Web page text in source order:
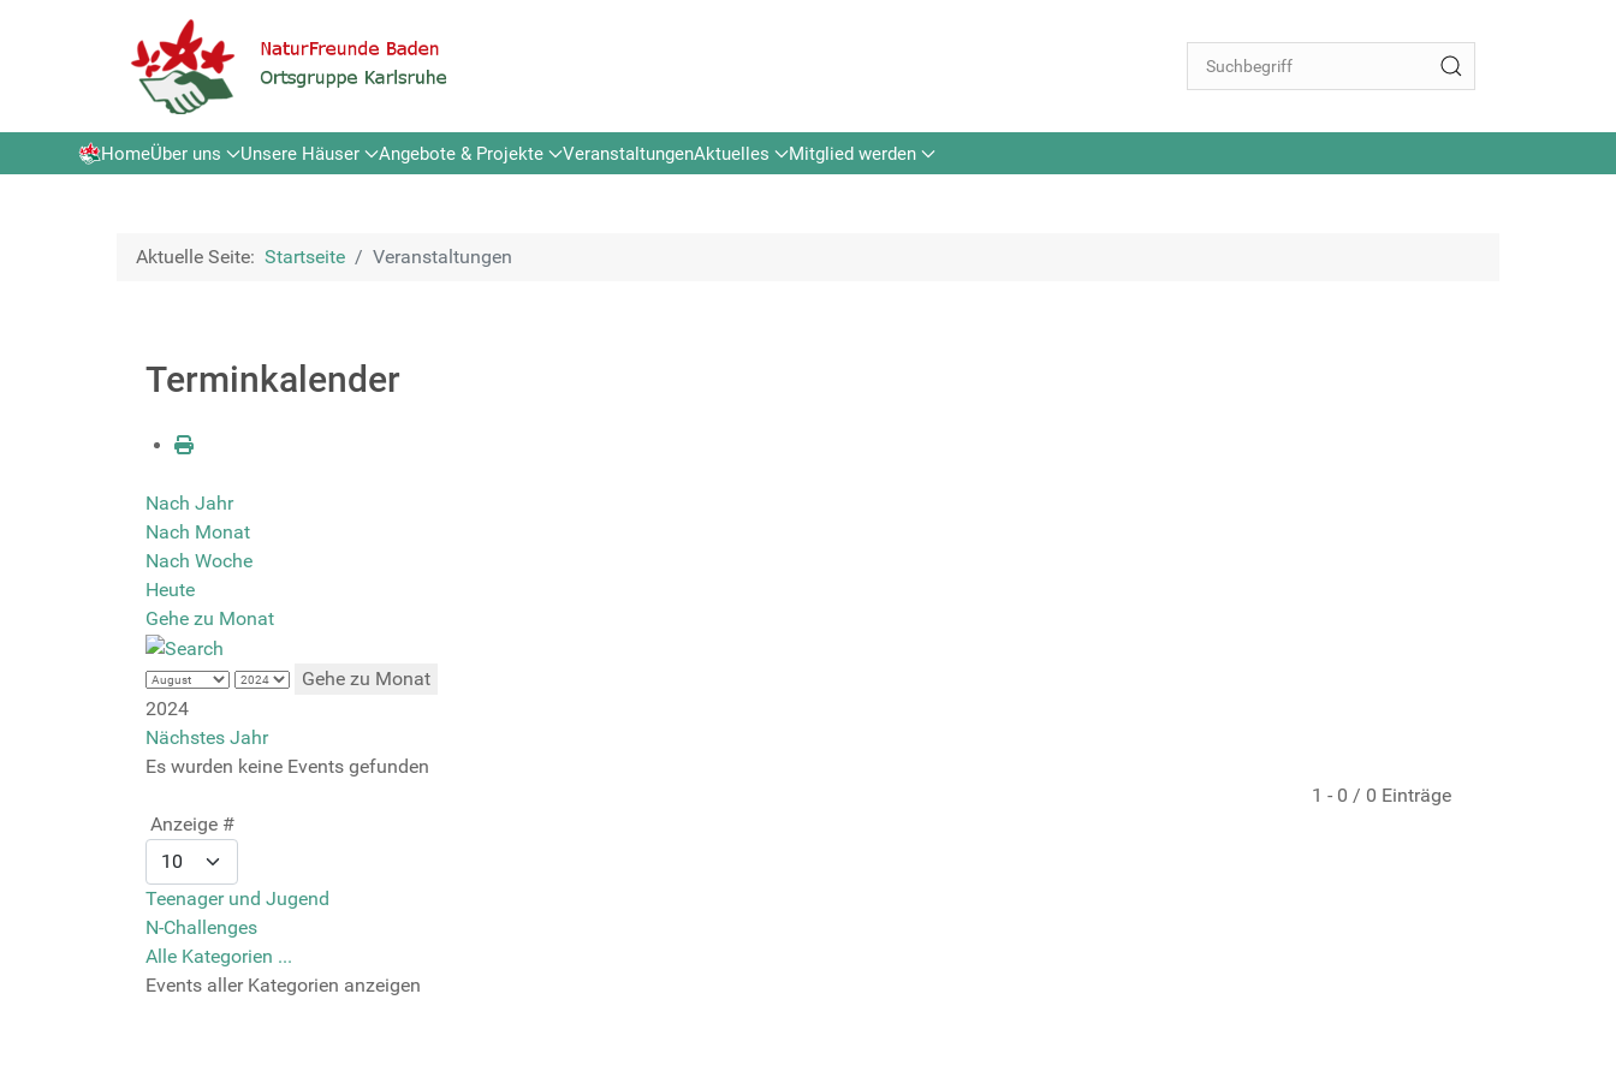
HomeÜber uns Unsere Häuser Angebote & Projekte VeranstaltungenAktuelles Mitglied werden
Aktuelle Seite: Startseite Veranstaltungen
Terminkalender
Nach Jahr
Nach Monat
Nach Woche
Heute
Gehe zu Monat
Gehe zu Monat
2024
Nächstes Jahr
Es wurden keine Events gefunden
1 - 0 / 0 Einträge
Anzeige #
Teenager und Jugend
N-Challenges
Alle Kategorien ...
Events aller Kategorien anzeigen